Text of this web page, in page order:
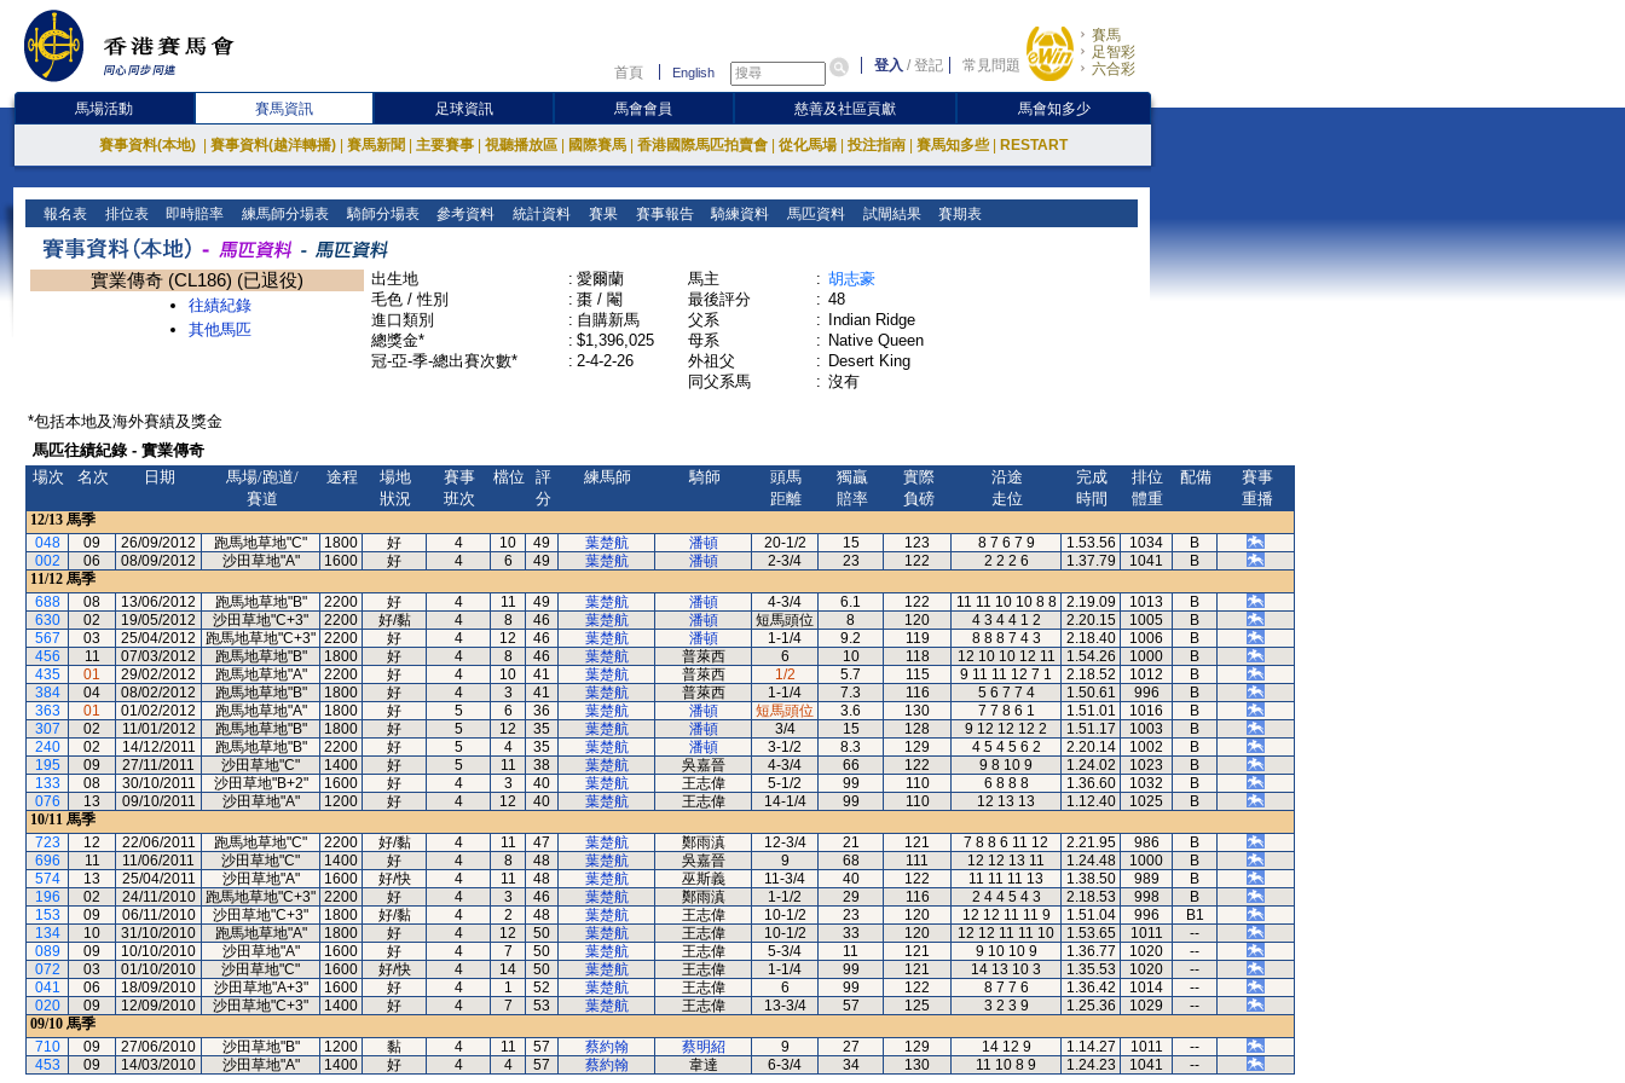
首頁 English 登入 /登記 常見問題
賽馬
足智彩
六合彩
馬場活動 賽馬資訊 足球資訊 馬會會員 慈善及社區貢獻 馬會知多少
賽事資料(本地) 賽事資料(越洋轉播) 賽馬新聞 主要賽事 視聽播放區 國際賽馬 香港國際馬匹拍賣會 從化馬場 投注指南 賽馬知多些 RESTART
報名表 排位表 即時賠率 練馬師分場表 騎師分場表 參考資料 統計資料 賽果 賽事報告 騎練資料 馬匹資料 試閘結果 賽期表
實業傳奇 (CL186) (已退役)
往績紀錄
其他馬匹
出生地 : 愛爾蘭
毛色 / 性別
: 棗 / 閹
進口類別
: 自購新馬
總獎金*
: $1,396,025
冠-亞-季-總出賽次數*
: 2-4-2-26
馬主 : 胡志豪
最後評分
: 48
父系
:
Indian Ridge
母系
: Native Queen
外祖父
: Desert King
同父系馬
: 沒有
*包括本地及海外賽績及獎金
馬匹往績紀錄 - 實業傳奇
場次
名次 日期
馬場/跑道/
賽道
途程
場地
狀況
賽事
班次
檔位
評
分
練馬師 騎師
頭馬
距離
獨贏
賠率
實際
負磅
沿途
走位
完成
時間
排位
體重
配備
賽事
重播
12/13 馬季
048
09 26/09/2012 跑馬地草地"C" 1800 好 4 10 49 葉楚航 潘頓 20-1/2 15 123 8 7 6 7 9 1.53.56 1034
B
002
06 08/09/2012 沙田草地"A" 1600 好 4 6 49 葉楚航 潘頓 2-3/4 23 122 2 2 2 6 1.37.79 1041
B
11/12 馬季
688
08 13/06/2012 跑馬地草地"B" 2200 好 4 11 49 葉楚航 潘頓 4-3/4 6.1 122 11 11 10 10 8 8 2.19.09 1013
B
630
02 19/05/2012 沙田草地"C+3" 2200 好/黏 4 8 46 葉楚航 潘頓 短馬頭位 8 120 4 3 4 4 1 2 2.20.15 1005
B
567
03 25/04/2012 跑馬地草地"C+3" 2200 好 4 12 46 葉楚航 潘頓 1-1/4 9.2 119 8 8 8 7 4 3 2.18.40 1006
B
456
11 07/03/2012 跑馬地草地"B" 1800 好 4 8 46 葉楚航 普萊西 6 10 118 12 10 10 12 11 1.54.26 1000
B
435
01 29/02/2012 跑馬地草地"A" 2200 好 4 10 41 葉楚航 普萊西 1/2 5.7 115 9 11 11 12 7 1 2.18.52 1012
B
384
04 08/02/2012 跑馬地草地"B" 1800 好 4 3 41 葉楚航 普萊西 1-1/4 7.3 116 5 6 7 7 4 1.50.61 996
B
363
01 01/02/2012 跑馬地草地"A" 1800 好 5 6 36 葉楚航 潘頓 短馬頭位 3.6 130 7 7 8 6 1 1.51.01 1016
B
307
02 11/01/2012 跑馬地草地"B" 1800 好 5 12 35 葉楚航 潘頓 3/4 15 128 9 12 12 12 2 1.51.17 1003
B
240
02 14/12/2011 跑馬地草地"B" 2200 好 5 4 35 葉楚航 潘頓 3-1/2 8.3 129 4 5 4 5 6 2 2.20.14 1002
B
195
09 27/11/2011 沙田草地"C" 1400 好 5 11 38 葉楚航 吳嘉晉 4-3/4 66 122 9 8 10 9 1.24.02 1023
B
133
08 30/10/2011 沙田草地"B+2" 1600 好 4 3 40 葉楚航 王志偉 5-1/2 99 110 6 8 8 8 1.36.60 1032
B
076
13 09/10/2011 沙田草地"A" 1200 好 4 12 40 葉楚航 王志偉 14-1/4 99 110 12 13 13 1.12.40 1025
B
10/11 馬季
723
12 22/06/2011 跑馬地草地"C" 2200 好/黏 4 11 47 葉楚航 鄭雨滇 12-3/4 21 121 7 8 8 6 11 12 2.21.95 986
B
696
11 11/06/2011 沙田草地"C" 1400 好 4 8 48 葉楚航 吳嘉晉 9 68 111 12 12 13 11 1.24.48 1000
B
574
13 25/04/2011 沙田草地"A" 1600 好/快 4 11 48 葉楚航 巫斯義 11-3/4 40 122 11 11 11 13 1.38.50 989
B
196
02 24/11/2010 跑馬地草地"C+3" 2200 好 4 3 46 葉楚航 鄭雨滇 1-1/2 29 116 2 4 4 5 4 3 2.18.53 998
B
153
09 06/11/2010 沙田草地"C+3" 1800 好/黏 4 2 48 葉楚航 王志偉 10-1/2 23 120 12 12 11 11 9 1.51.04 996
B1
134
10 31/10/2010 跑馬地草地"A" 1800 好 4 12 50 葉楚航 王志偉 10-1/2 33 120 12 12 11 11 10 1.53.65 1011
--
089
09 10/10/2010 沙田草地"A" 1600 好 4 7 50 葉楚航 王志偉 5-3/4 11 121 9 10 10 9 1.36.77 1020
--
072
03 01/10/2010 沙田草地"C" 1600 好/快 4 14 50 葉楚航 王志偉 1-1/4 99 121 14 13 10 3 1.35.53 1020
--
041
06 18/09/2010 沙田草地"A+3" 1600 好 4 1 52 葉楚航 王志偉 6 99 122 8 7 7 6 1.36.42 1014
--
020
09 12/09/2010 沙田草地"C+3" 1400 好 4 7 53 葉楚航 王志偉 13-3/4 57 125 3 2 3 9 1.25.36 1029
--
09/10 馬季
710
09 27/06/2010 沙田草地"B" 1200 黏 4 11 57 蔡約翰 蔡明紹 9 27 129 14 12 9 1.14.27 1011
--
453
09 14/03/2010 沙田草地"A" 1400 好 4 4 57 蔡約翰 韋達 6-3/4 34 130 11 10 8 9 1.24.23 1041 --